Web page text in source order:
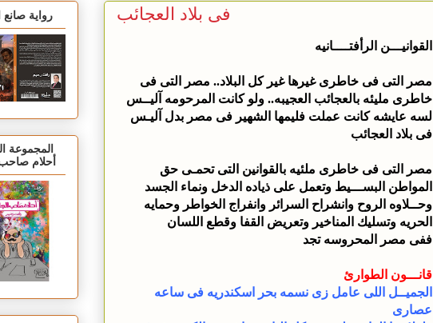
فى بلاد العجائب
القوانيـــن الرأفتــــانيه
مصر التى فى خاطرى غيرها غير كل البلاد.. مصر التى فى
خاطرى مليئه بالعجائب العجيبه.. ولو كانت المرحومه آليــس
لسه عايشه كانت عملت فليمها الشهير فى مصر بدل آليـس
فى بلاد العجائب
مصر التى فى خاطرى ملئيه بالقوانين التى تحمـى حق
المواطن البســـيط وتعمل على ذياده الدخل ونماء الجسد
وحــلاوه الروح وانشراح السرائر وانفراج الخواطر وحمايه
الحريه وتسليك المناخير وتعريض القفا وقطع اللسان
ففى مصر المحروسه تجد
قانـــون الطوارئ
الجميــل اللى عامل زى نسمه بحر اسكندريه فى ساعه
عصارى
رواية صانع
المجموعة
أحلام صاحب